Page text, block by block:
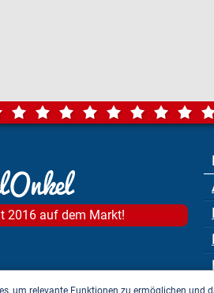
2016 auf dem Markt!
um relevante Funktionen zu ermöglichen